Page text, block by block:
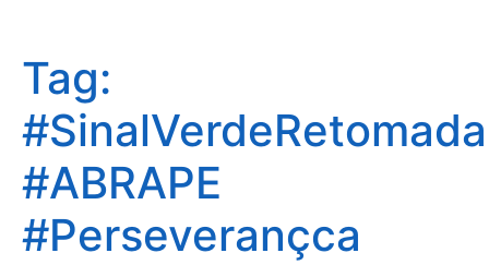
Tag:
#SinalVerdeRetomada
#ABRAPE
#Perseverançca